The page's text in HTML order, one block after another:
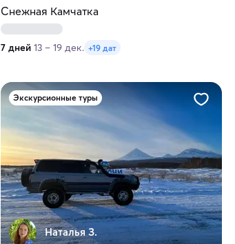
Снежная Камчатка
7 дней 13 – 19 дек. +19 дат
Экскурсионные туры
Наталья З.